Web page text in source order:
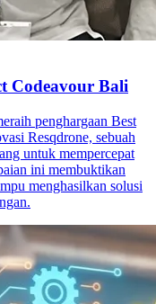
Codeavour Bali
penghargaan Best
Resqdrone, sebuah
untuk mempercepat
ini membuktikan
menghasilkan solusi